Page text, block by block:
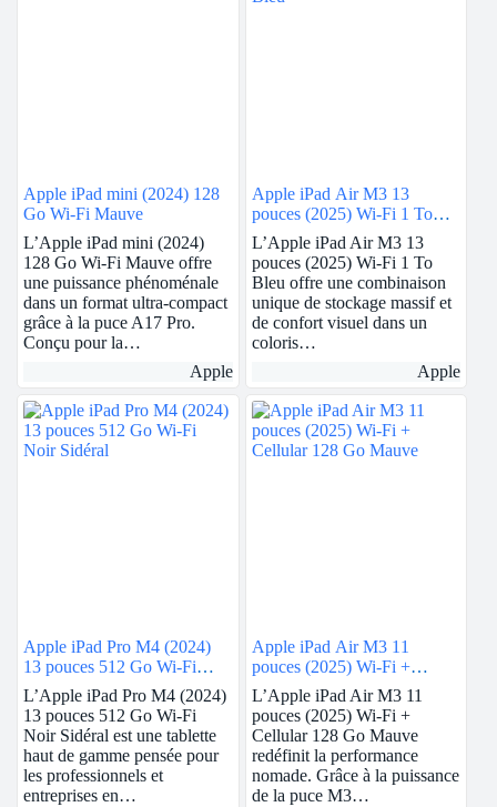
Apple iPad mini (2024) 128
Go Wi-Fi Mauve
L’Apple iPad mini (2024)
128 Go Wi-Fi Mauve offre
une puissance phénoménale
dans un format ultra-compact
grâce à la puce A17 Pro.
Conçu pour la…
Apple
Apple iPad Air M3 13
pouces (2025) Wi-Fi 1 To
Bleu
L’Apple iPad Air M3 13
pouces (2025) Wi-Fi 1 To
Bleu offre une combinaison
unique de stockage massif et
de confort visuel dans un
coloris…
Apple
Apple iPad Pro M4 (2024)
13 pouces 512 Go Wi-Fi
Noir Sidéral
L’Apple iPad Pro M4 (2024)
13 pouces 512 Go Wi-Fi
Noir Sidéral est une tablette
haut de gamme pensée pour
les professionnels et
entreprises en…
Apple iPad Air M3 11
pouces (2025) Wi-Fi +
Cellular 128 Go Mauve
L’Apple iPad Air M3 11
pouces (2025) Wi-Fi +
Cellular 128 Go Mauve
redéfinit la performance
nomade. Grâce à la puissance
de la puce M3…